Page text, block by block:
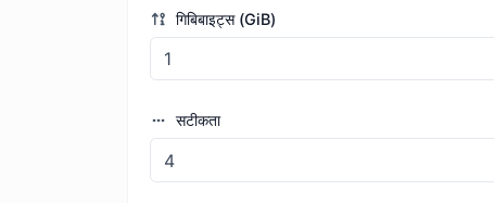
गिबिबाइट्स (GiB)
सटीकता